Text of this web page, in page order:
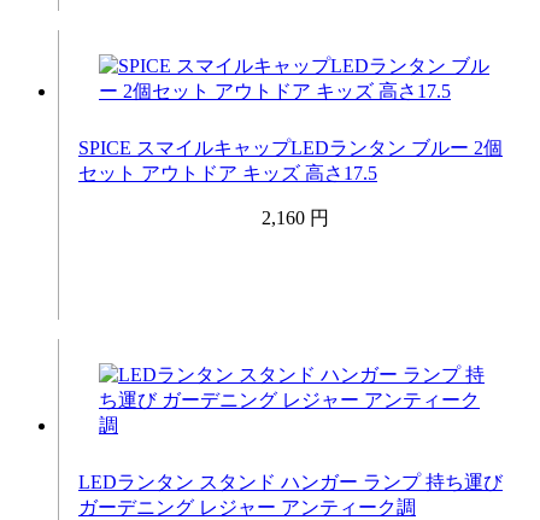
SPICE スマイルキャップLEDランタン ブルー 2個
セット アウトドア キッズ 高さ17.5
2,160 円
LEDランタン スタンド ハンガー ランプ 持ち運び
ガーデニング レジャー アンティーク調